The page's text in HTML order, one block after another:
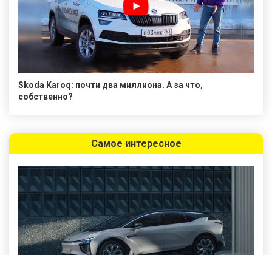
Skoda Karoq: почти два миллиона. А за что,
собственно?
Самое интересное